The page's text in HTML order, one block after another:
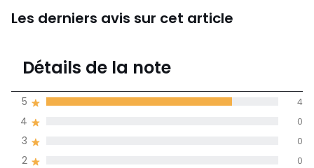
Les derniers avis sur cet article
4,2
moyenne des avis
dans toutes les
Détails de la note
2 0
3 0
4 0
5 4